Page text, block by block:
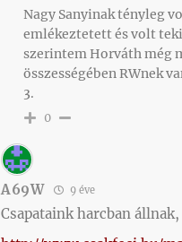
Nagy Sanyinak tényleg
emlékeztetett és volt
szerintem Horváth még
összességében RWnek
3.
0
A69W 9 éve
Csapataink harcban